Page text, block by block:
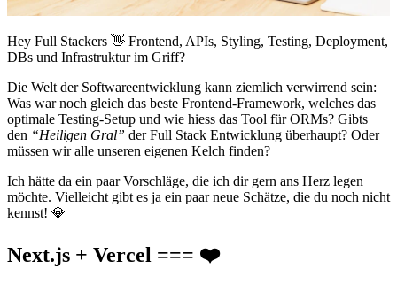
Hey Full Stackers 👋 Frontend, APIs, Styling, Testing, Deployment,
DBs und Infrastruktur im Griff?
Die Welt der Softwareentwicklung kann ziemlich verwirrend sein:
Was war noch gleich das beste Frontend-Framework, welches das
optimale Testing-Setup und wie hiess das Tool für ORMs? Gibts
den “Heiligen Gral” der Full Stack Entwicklung überhaupt? Oder
müssen wir alle unseren eigenen Kelch finden?
Ich hätte da ein paar Vorschläge, die ich dir gern ans Herz legen
möchte. Vielleicht gibt es ja ein paar neue Schätze, die du noch nicht
kennst! 💎
Next.js + Vercel === ❤️